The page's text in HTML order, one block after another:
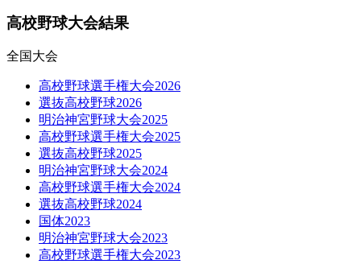
高校野球大会結果
全国大会
高校野球選手権大会2026
選抜高校野球2026
明治神宮野球大会2025
高校野球選手権大会2025
選抜高校野球2025
明治神宮野球大会2024
高校野球選手権大会2024
選抜高校野球2024
国体2023
明治神宮野球大会2023
高校野球選手権大会2023